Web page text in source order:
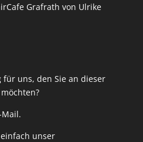
Grafrath von Ulrike
für uns, den Sie an dieser
Mail.
unser